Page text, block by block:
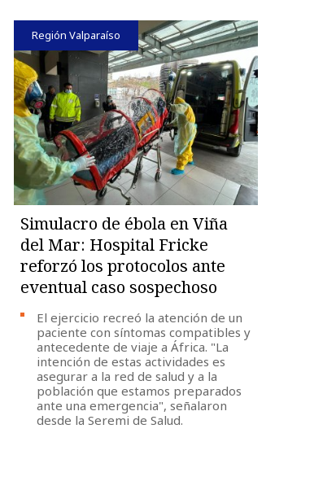
Región Valparaíso
Simulacro de ébola en Viña
del Mar: Hospital Fricke
reforzó los protocolos ante
eventual caso sospechoso
El ejercicio recreó la atención de un
paciente con síntomas compatibles y
antecedente de viaje a África. "La
intención de estas actividades es
asegurar a la red de salud y a la
población que estamos preparados
ante una emergencia", señalaron
desde la Seremi de Salud.